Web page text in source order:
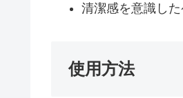
清潔感を意識し
使用方法